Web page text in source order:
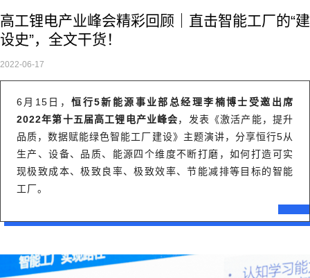
高工锂电产业峰会精彩回顾｜直击智能工厂的“建
设史”，全文干货！
2022-06-17
6月15日，恒行5新能源事业部总经理李楠博士受邀出席
2022年第十五届高工锂电产业峰会，发表《激活产能，提升
品质，数据赋能绿色智能工厂建设》主题演讲，分享恒行5从
生产、设备、品质、能源四个维度不断打磨，如何打造可实
现极致成本、极致良率、极致效率、节能减排等目标的智能
工厂。